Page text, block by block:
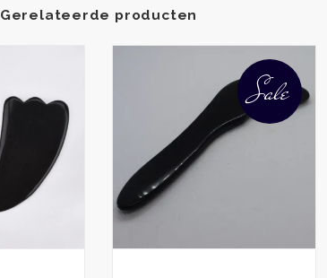
Gerelateerde producten
Sale